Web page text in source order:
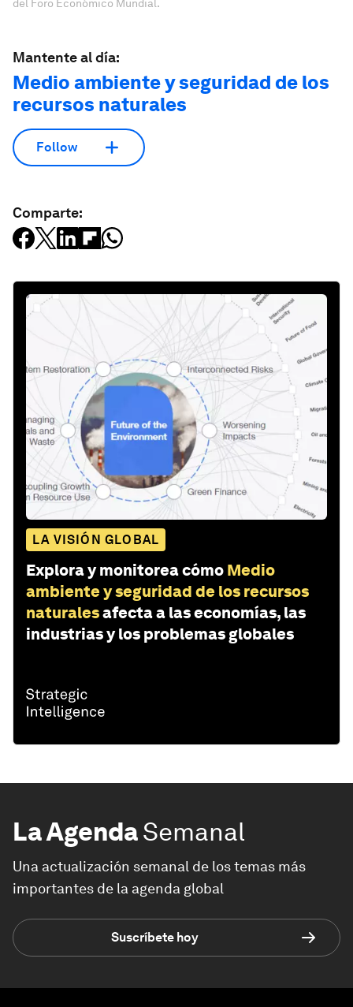
del Foro Económico Mundial.
Mantente al día:
Medio ambiente y seguridad de los
recursos naturales
Follow
Comparte:
LA VISIÓN GLOBAL
Explora y monitorea cómo Medio
ambiente y seguridad de los recursos
naturalesafecta a las economías, las
industrias y los problemas globales
La AgendaSemanal
Una actualización semanal de los temas más
importantes de la agenda global
Suscríbete hoy